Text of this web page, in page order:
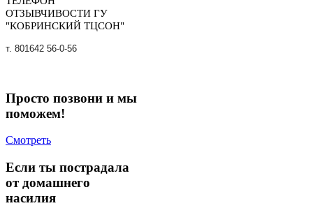
ОТЗЫВЧИВОСТИ ГУ
"КОБРИНСКИЙ ТЦСОН"
т. 801642 56-0-56
Просто позвони и мы
поможем!
Смотреть
Если ты пострадала
от домашнего
насилия